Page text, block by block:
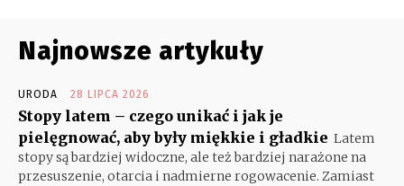
Najnowsze artykuły
URODA 28 LIPCA 2026
Stopy latem – czego unikać i jak je
pielęgnować, aby były miękkie i gładkie Latem
stopy są bardziej widoczne, ale też bardziej narażone na
przesuszenie, otarcia i nadmierne rogowacenie. Zamiast